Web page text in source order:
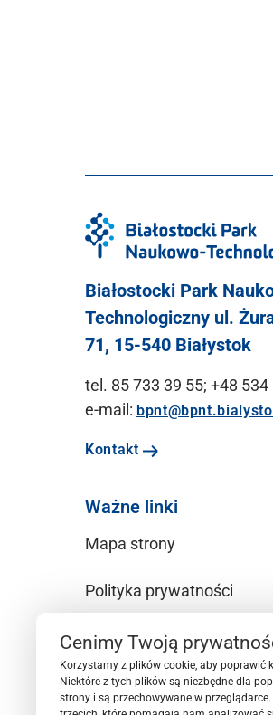
Białostocki Park
Technologiczny ul.
71, 15-540 Białystok
tel. 85 733 39 55; +48 534
e-mail:
Kontakt
Ważne linki
Mapa strony
Polityka prywatności
Deklaracja dostępności
Cenimy Twoją
Korzystamy z plików cookie, aby
Niektóre z tych plików są niezbędne dla
strony i są przechowywane w